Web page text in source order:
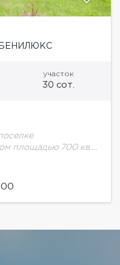
участок
30 сот.
площадью 700 кв. с
и деревом.
с применением...